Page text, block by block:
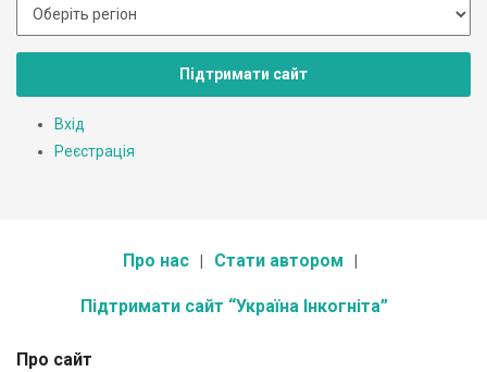
Підтримати сайт
Вхід
Реєстрація
Про нас Стати автором
Підтримати сайт “Україна Інкогніта”
Про сайт